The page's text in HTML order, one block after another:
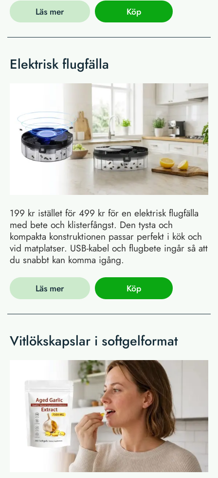
Läs mer Köp
Elektrisk flugfälla
199 kr istället för 499 kr för en elektrisk flugfälla
med bete och klisterfångst. Den tysta och
kompakta konstruktionen passar perfekt i kök och
vid matplatser. USB-kabel och flugbete ingår så att
du snabbt kan komma igång.
Läs mer Köp
Vitlökskapslar i softgelformat